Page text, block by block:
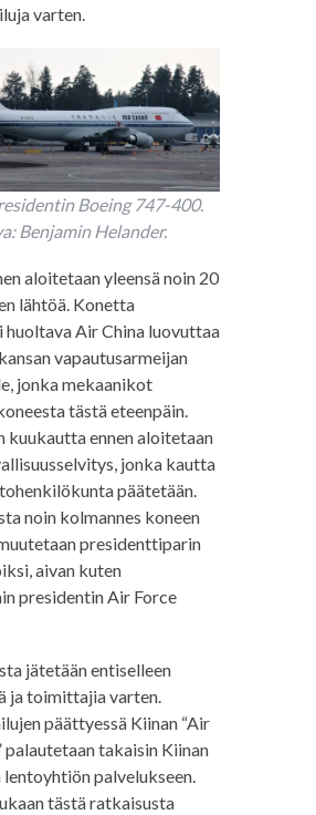
varten.
Boeing 747-400.
Benjamin Helander.
aloitetaan yleensä noin 20
lähtöä. Konetta
huoltava Air China luovuttaa
vapautusarmeijan
jonka mekaanikot
tästä eteenpäin.
kuukautta ennen aloitetaan
jonka kautta
päätetään.
noin kolmannes koneen
presidenttiparin
aivan kuten
presidentin Air Force
jätetään entiselleen
ja toimittajia varten.
päättyessä Kiinan “Air
palautetaan takaisin Kiinan
lentoyhtiön palvelukseen.
tästä ratkaisusta